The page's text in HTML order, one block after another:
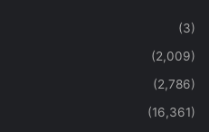
(3)
(2,009)
(2,786)
(16,361)